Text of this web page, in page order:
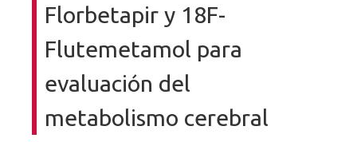
Florbetapir y 18F-
Flutemetamol para
evaluación del
metabolismo cerebral